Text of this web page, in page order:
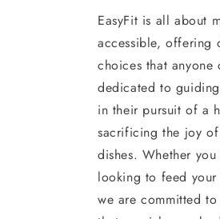
EasyFit is all about
accessible, offering
choices that
dedicated to
in their pursuit of a
sacrificing the joy
dishes. Whether
looking to feed
we are committed